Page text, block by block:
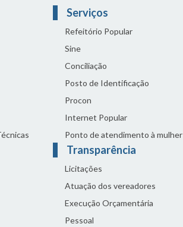
Serviços
Refeitório Popular
Sine
Conciliação
Posto de Identificação
Procon
Internet Popular
Ponto de atendimento à mulher
Transparência
Licitações
Atuação dos vereadores
Execução Orçamentária
Pessoal